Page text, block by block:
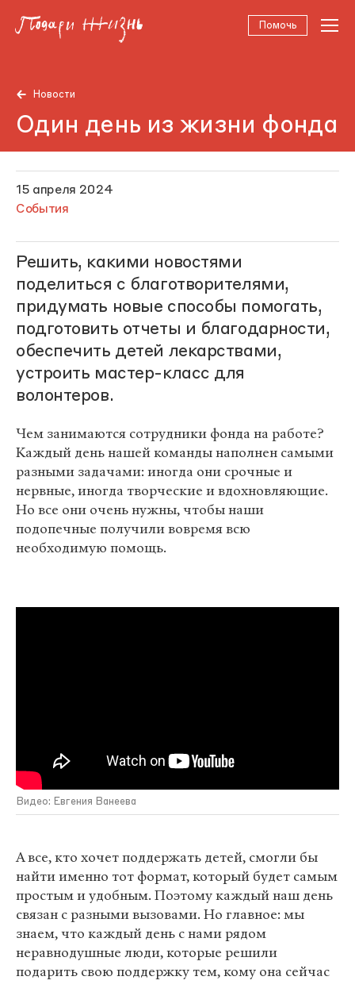
Помочь
Новости
Один день из жизни фонда
15 апреля 2024
События
Решить, какими новостями
поделиться с благотворителями,
придумать новые способы помогать,
подготовить отчеты и благодарности,
обеспечить детей лекарствами,
устроить мастер-класс для
волонтеров.
Чем занимаются сотрудники фонда на работе?
Каждый день нашей команды наполнен самыми
разными задачами: иногда они срочные и
нервные, иногда творческие и вдохновляющие.
Но все они очень нужны, чтобы наши
подопечные получили вовремя всю
необходимую помощь.
Видео: Евгения Ванеева
А все, кто хочет поддержать детей, смогли бы
найти именно тот формат, который будет самым
простым и удобным. Поэтому каждый наш день
связан с разными вызовами. Но главное: мы
знаем, что каждый день с нами рядом
неравнодушные люди, которые решили
подарить свою поддержку тем, кому она сейчас